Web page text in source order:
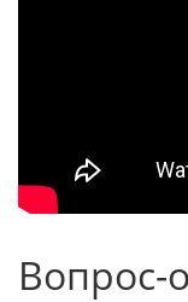
Вопрос-